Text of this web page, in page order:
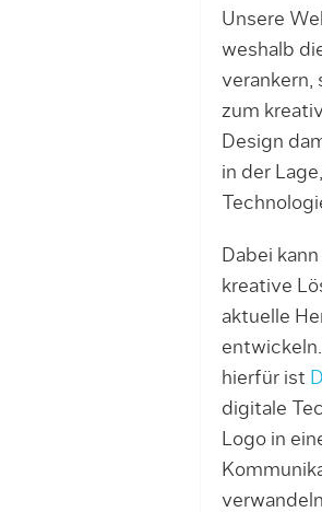
Unsere
weshalb
verankern,
zum
Design
in der
Dabei
kreative
aktuelle
hierfür ist
digitale
Logo in